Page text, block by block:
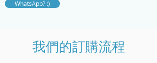
WhatsApp? :)
我們的訂購流程